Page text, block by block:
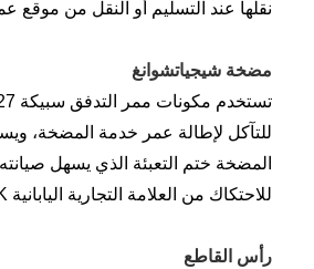
نقلها عند التسليم أو النقل من موقع
مضخة شيجياتشوانغ
للتآكل لإطالة عمر خدمة المضخة،
المضخة ختم التعبئة الذي يسهل
للاحتكاك من العلامة التجارية اليابانية NSK.
رأس القاطع